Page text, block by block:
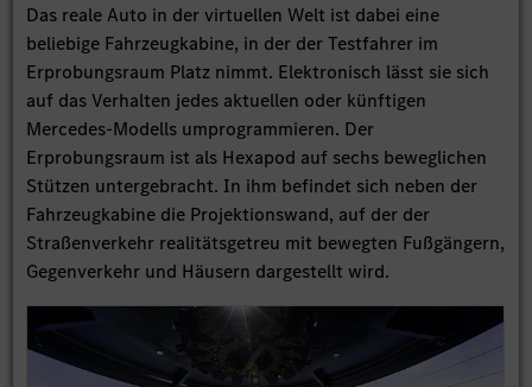
Das reale Auto in der virtuellen Welt ist dabei eine
beliebige Fahrzeugkabine, in der der Testfahrer im
Erprobungsraum Platz nimmt. Elektronisch lässt sie sich
auf das Verhalten jedes aktuellen oder künftigen
Mercedes-Modells umprogrammieren. Der
Erprobungsraum ist als Hexapod auf sechs beweglichen
Stützen untergebracht. In ihm befindet sich neben der
Fahrzeugkabine die Projektionswand, auf der der
Straßenverkehr realitätsgetreu mit bewegten Fußgängern,
Gegenverkehr und Häusern dargestellt wird.